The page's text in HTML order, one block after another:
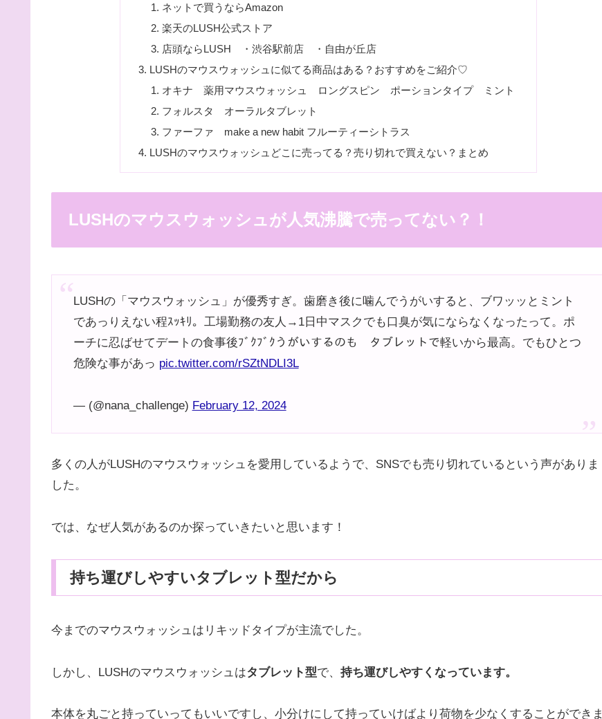
ネットで買うならAmazon
楽天のLUSH公式ストア
店頭ならLUSH ・渋谷駅前店 ・自由が丘店
LUSHのマウスウォッシュに似てる商品はある？おすすめをご紹介♡
オキナ 薬用マウスウォッシュ ロングスピン ポーションタイプ ミント
フォルスタ オーラルタブレット
ファーファ make a new habit フルーティーシトラス
LUSHのマウスウォッシュどこに売ってる？売り切れで買えない？まとめ
LUSHのマウスウォッシュが人気沸騰で売ってない？！
LUSHの「マウスウォッシュ」が優秀すぎ。歯磨き後に噛んでうがいすると、ブワッッとミント
であっりえない程ｽｯｷﾘ。工場勤務の友人→1日中マスクでも口臭が気にならなくなったって。ポ
ーチに忍ばせてデートの食事後ﾌﾞｸﾌﾞｸうがいするのも タブレットで軽いから最高。でもひとつ
危険な事があっ pic.twitter.com/rSZtNDLI3L
— (@nana_challenge) February 12, 2024
多くの人がLUSHのマウスウォッシュを愛用しているようで、SNSでも売り切れているという声がありま
した。
では、なぜ人気があるのか探っていきたいと思います！
持ち運びしやすいタブレット型だから
今までのマウスウォッシュはリキッドタイプが主流でした。
しかし、LUSHのマウスウォッシュはタブレット型で、 持ち運びしやすくなっています。
本体を丸ごと持っていってもいいですし、小分けにして持っていけばより荷物を少なくすることができま